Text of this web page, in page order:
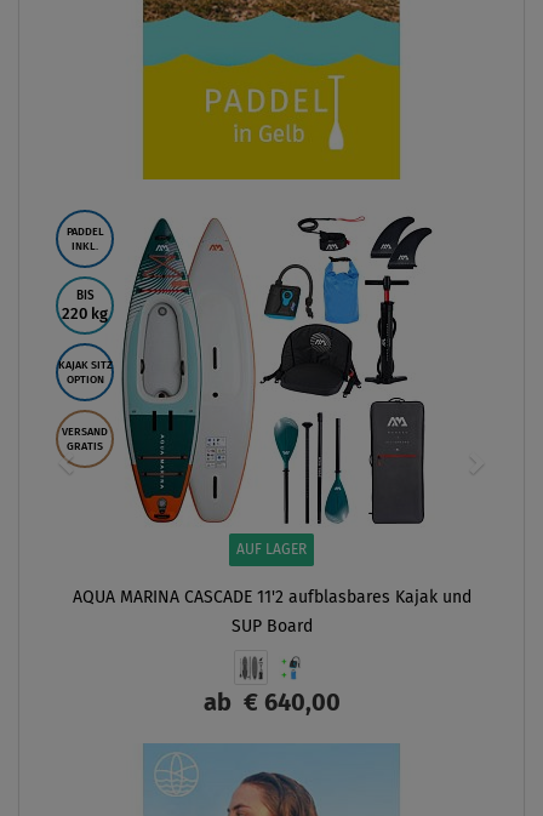
PADDEL
INKL.
BIS
220 kg
KAJAK SITZ
OPTION
VERSAND
GRATIS
AUF LAGER
AQUA MARINA CASCADE 11'2 aufblasbares Kajak und
SUP Board
ab € 640,00